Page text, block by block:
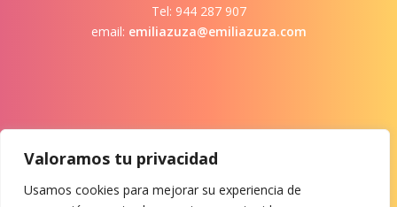
Valoramos tu privacidad
Usamos cookies para mejorar su experiencia de
Tel: 944 287 907
email: emiliazuza@emiliazuza.com